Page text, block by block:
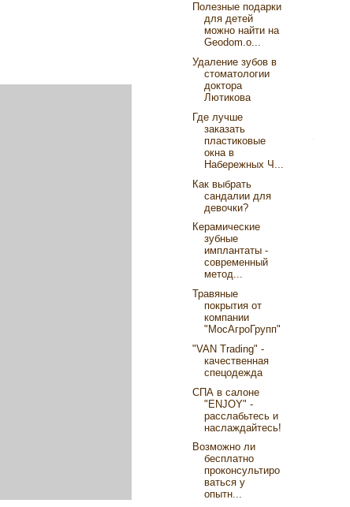
Полезные подарки
для детей
можно найти на
Geodom.o...
Удаление зубов в
стоматологии
доктора
Лютикова
Где лучше
заказать
пластиковые
окна в
Набережных Ч...
Как выбрать
сандалии для
девочки?
Керамические
зубные
имплантаты -
современный
метод...
Травяные
покрытия от
компании
"МосАгроГрупп"
"VAN Trading" -
качественная
спецодежда
СПА в салоне
"ENJOY" -
расслабьтесь и
наслаждайтесь!
Возможно ли
бесплатно
проконсультиро
ваться у
опытн...